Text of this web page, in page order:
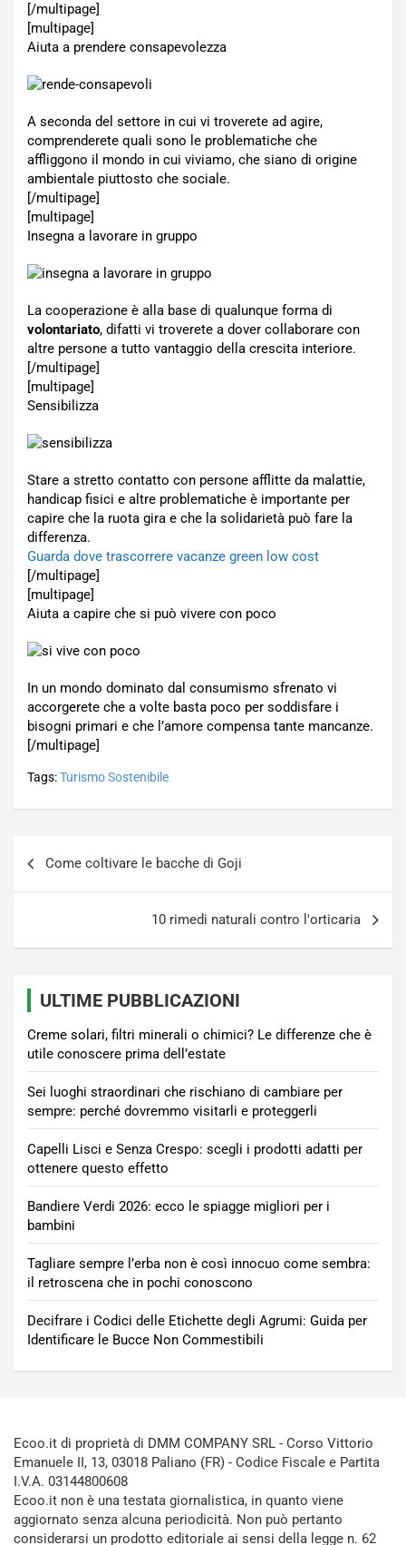
[/multipage]
[multipage]
Aiuta a prendere consapevolezza
A seconda del settore in cui vi troverete ad agire,
comprenderete quali sono le problematiche che
affliggono il mondo in cui viviamo, che siano di origine
ambientale piuttosto che sociale.
[/multipage]
[multipage]
Insegna a lavorare in gruppo
La cooperazione è alla base di qualunque forma di
volontariato, difatti vi troverete a dover collaborare con
altre persone a tutto vantaggio della crescita interiore.
[/multipage]
[multipage]
Sensibilizza
Stare a stretto contatto con persone afflitte da malattie,
handicap fisici e altre problematiche è importante per
capire che la ruota gira e che la solidarietà può fare la
differenza.
Guarda dove trascorrere vacanze green low cost
[/multipage]
[multipage]
Aiuta a capire che si può vivere con poco
In un mondo dominato dal consumismo sfrenato vi
accorgerete che a volte basta poco per soddisfare i
bisogni primari e che l’amore compensa tante mancanze.
[/multipage]
Tags:Turismo Sostenibile
Come coltivare le bacche di Goji
10 rimedi naturali contro l'orticaria
ULTIME PUBBLICAZIONI
Creme solari, filtri minerali o chimici? Le differenze che è
utile conoscere prima dell’estate
Sei luoghi straordinari che rischiano di cambiare per
sempre: perché dovremmo visitarli e proteggerli
Capelli Lisci e Senza Crespo: scegli i prodotti adatti per
ottenere questo effetto
Bandiere Verdi 2026: ecco le spiagge migliori per i
bambini
Tagliare sempre l’erba non è così innocuo come sembra:
il retroscena che in pochi conoscono
Decifrare i Codici delle Etichette degli Agrumi: Guida per
Identificare le Bucce Non Commestibili
Ecoo.it di proprietà di DMM COMPANY SRL - Corso Vittorio
Emanuele II, 13, 03018 Paliano (FR) - Codice Fiscale e Partita
I.V.A. 03144800608
Ecoo.it non è una testata giornalistica, in quanto viene
aggiornato senza alcuna periodicità. Non può pertanto
considerarsi un prodotto editoriale ai sensi della legge n. 62